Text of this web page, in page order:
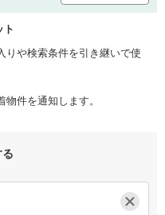
りや検索条件を引き継いで使
件を通知します。